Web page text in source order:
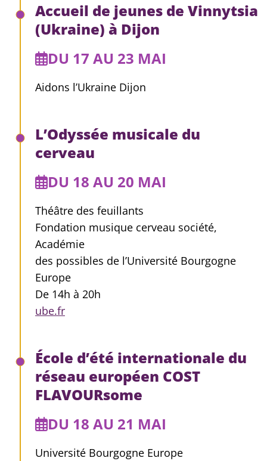
Accueil de jeunes de Vinnytsia
(Ukraine) à Dijon
DU 17 AU 23 MAI
Aidons l’Ukraine Dijon
L’Odyssée musicale du
cerveau
DU 18 AU 20 MAI
Théâtre des feuillants
Fondation musique cerveau société,
Académie
des possibles de l’Université Bourgogne
Europe
De 14h à 20h
ube.fr
École d’été internationale du
réseau européen COST
FLAVOURsome
DU 18 AU 21 MAI
Université Bourgogne Europe